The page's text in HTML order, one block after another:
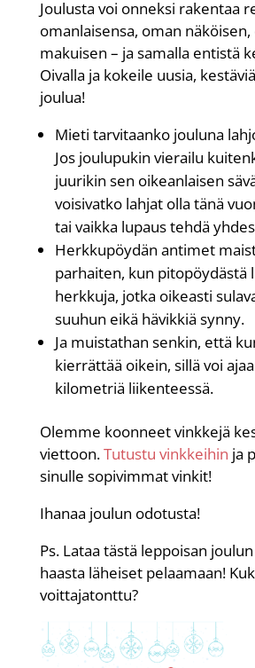
Joulusta voi onneksi rakentaa
omanlaisensa, oman näköisen,
makuisen – ja samalla entistä
Oivalla ja kokeile uusia,
joulua!
Mieti tarvitaanko jouluna
Jos joulupukin vierailu
juurikin sen oikeanlaisen
voisivatko lahjat olla tänä
tai vaikka lupaus tehdä
Herkkupöydän antimet
parhaiten, kun pitopöydästä
herkkuja, jotka oikeasti
suuhun eikä hävikkiä synny.
Ja muistathan senkin, että
kierrättää oikein, sillä voi
kilometriä liikenteessä.
Olemme koonneet vinkkejä
viettoon.Tutustu vinkkeihin ja
sinulle sopivimmat vinkit!
Ihanaa joulun odotusta!
Ps. Lataa tästä leppoisan
haasta läheiset pelaamaan!
voittajatonttu?